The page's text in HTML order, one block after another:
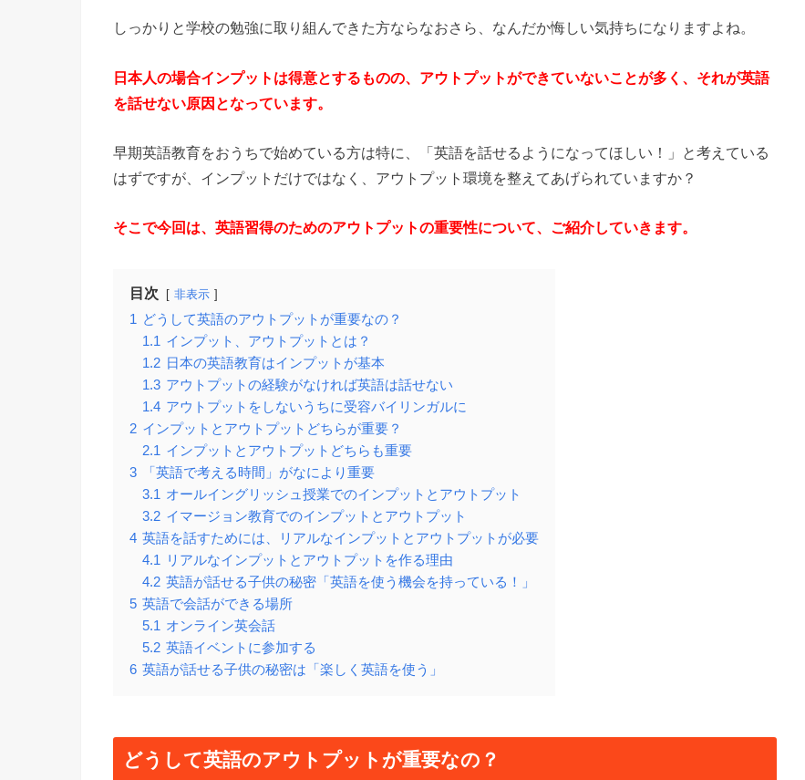
しっかりと学校の勉強に取り組んできた方ならなおさら、なんだか悔しい気持ちになりますよね。
日本人の場合インプットは得意とするものの、アウトプットができていないことが多く、それが英語
を話せない原因となっています。
早期英語教育をおうちで始めている方は特に、「英語を話せるようになってほしい！」と考えている
はずですが、インプットだけではなく、アウトプット環境を整えてあげられていますか？
そこで今回は、英語習得のためのアウトプットの重要性について、ご紹介していきます。
目次 非表示
1 どうして英語のアウトプットが重要なの？
1.1 インプット、アウトプットとは？
1.2 日本の英語教育はインプットが基本
1.3 アウトプットの経験がなければ英語は話せない
1.4 アウトプットをしないうちに受容バイリンガルに
2 インプットとアウトプットどちらが重要？
2.1 インプットとアウトプットどちらも重要
3
「英語で考える時間」がなにより重要
3.1 オールイングリッシュ授業でのインプットとアウトプット
3.2 イマージョン教育でのインプットとアウトプット
4 英語を話すためには、リアルなインプットとアウトプットが必要
4.1 リアルなインプットとアウトプットを作る理由
4.2 英語が話せる子供の秘密「英語を使う機会を持っている！」
5 英語で会話ができる場所
5.1 オンライン英会話
5.2 英語イベントに参加する
6 英語が話せる子供の秘密は「楽しく英語を使う」
どうして英語のアウトプットが重要なの？